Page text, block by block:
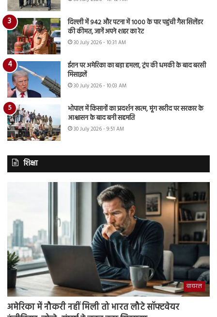
दिल्ली में 942 और पटना में 1000 के पार पहुंची गैस सिलेंडर
की कीमत, जानें अपने शहर का रेट
30 July 2026 - 10:31 AM
ईरान पर अमेरिका का बड़ा हमला, ट्रंप की धमकी के बाद बरसी
मिसाइलें
30 July 2026 - 10:03 AM
भोपाल में किसानों का प्रदर्शन खत्म, मूंग खरीद पर सरकार के
आश्वासन के बाद बनी सहमति
30 July 2026 - 9:51 AM
शिक्षा
वायरल
अमेरिका में नौकरी नहीं मिली तो भारत लौटे सॉफ्टवेयर